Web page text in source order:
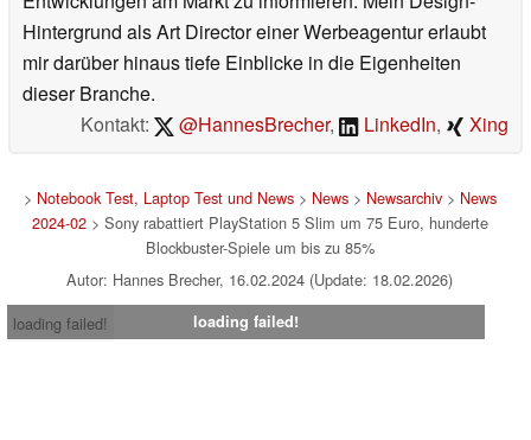
Hintergrund als Art Director einer Werbeagentur erlaubt
mir darüber hinaus tiefe Einblicke in die Eigenheiten
dieser Branche.
Kontakt:
@HannesBrecher, LinkedIn, Xing
> Notebook Test, Laptop Test und News> News> Newsarchiv> News
2024-02> Sony rabattiert PlayStation 5 Slim um 75 Euro, hunderte
Blockbuster-Spiele um bis zu 85%
Autor: Hannes Brecher, 16.02.2024 (Update: 18.02.2026)
loading failed!
loading failed!